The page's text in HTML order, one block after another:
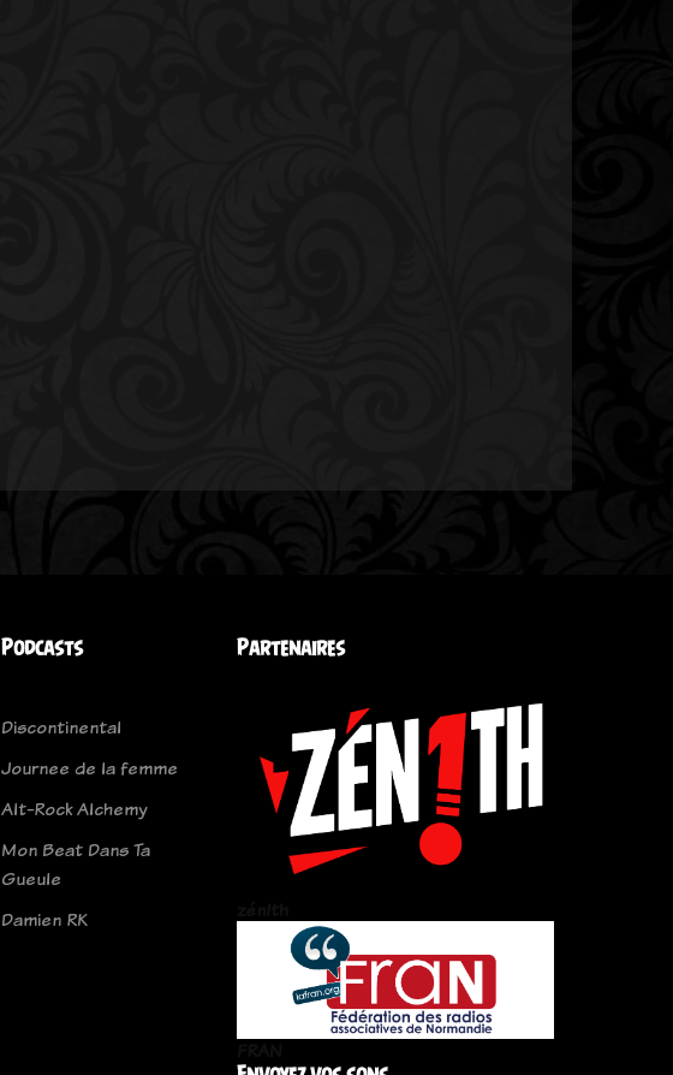
Podcasts
Discontinental
Journee de la femme
Alt-Rock Alchemy
Mon Beat Dans Ta
Gueule
Damien RK
Partenaires